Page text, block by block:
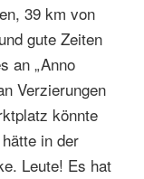
39 km von
gute Zeiten
an „Anno
Verzierungen
könnte
in der
Leute! Es hat